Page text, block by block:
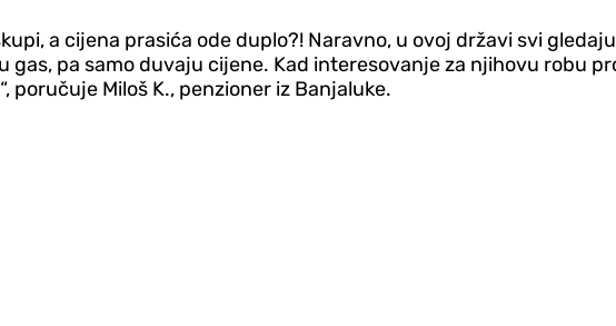
a cijena prasića ode duplo?! Naravno, u ovoj državi svi
pa samo duvaju cijene. Kad interesovanje za njihovu robu
poručuje Miloš K., penzioner iz Banjaluke.